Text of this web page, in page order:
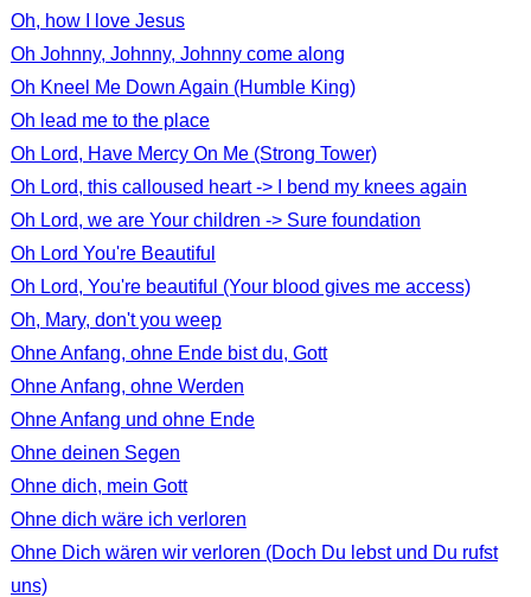
Oh, how I love Jesus
Oh Johnny, Johnny, Johnny come along
Oh Kneel Me Down Again (Humble King)
Oh lead me to the place
Oh Lord, Have Mercy On Me (Strong Tower)
Oh Lord, this calloused heart -> I bend my knees again
Oh Lord, we are Your children -> Sure foundation
Oh Lord You're Beautiful
Oh Lord, You're beautiful (Your blood gives me access)
Oh, Mary, don't you weep
Ohne Anfang, ohne Ende bist du, Gott
Ohne Anfang, ohne Werden
Ohne Anfang und ohne Ende
Ohne deinen Segen
Ohne dich, mein Gott
Ohne dich wäre ich verloren
Ohne Dich wären wir verloren (Doch Du lebst und Du rufst
uns)